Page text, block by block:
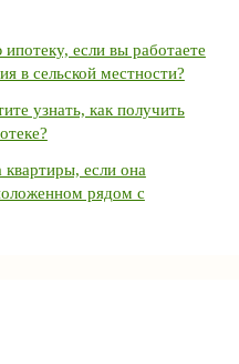
если вы работаете
в сельской местности?
узнать, как получить
если она
рядом с